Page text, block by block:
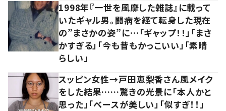
1998年『一世を風靡した雑誌』に載って
いたギャル男。闘病を経て転身した現在
の”まさかの姿”に…「ギャップ！！」「まさ
かすぎる」「今も昔もかっこいい」「素晴
らしい」
スッピン女性→戸田恵梨香さん風メイク
をした結果……驚きの光景に「本人かと
思った」「ベースが美しい」「似すぎ！！」